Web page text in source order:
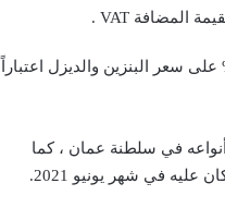
الاشارة الى أنه تم وضع ضريبة القيمة المضافة 5% على سعر البنزين والديزل اعتباراً
في سلطنة عمان ، كما
في شهر يونيو 2021.